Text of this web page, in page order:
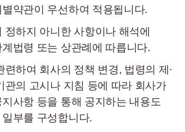
약관이 우선하여 적용됩니다.
정하지 아니한 사항이나 해석에
법령 또는 상관례에 따릅니다.
련하여 회사의 정책 변경, 법령의 제·
관의 고시나 지침 등에 따라 회사가
사항 등을 통해 공지하는 내용도
부를 구성합니다.